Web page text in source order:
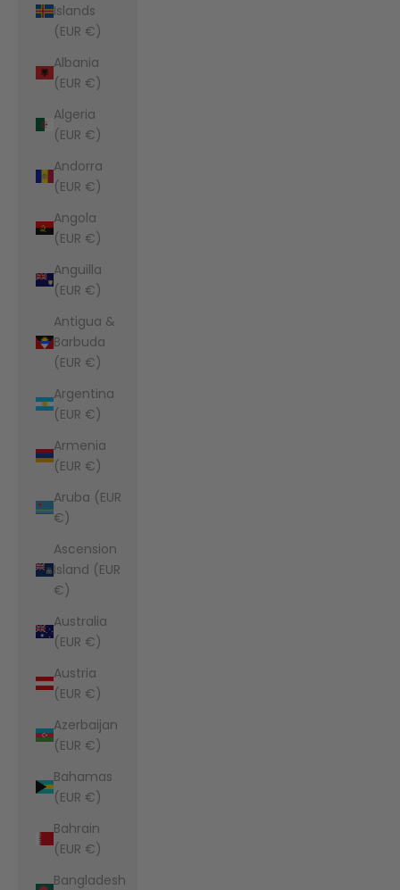
Islands
(EUR €)
Albania
(EUR €)
Algeria
(EUR €)
Andorra
(EUR €)
Angola
(EUR €)
Anguilla
(EUR €)
Antigua &
Barbuda
(EUR €)
Argentina
(EUR €)
Armenia
(EUR €)
Aruba (EUR
€)
Ascension
Island (EUR
€)
Australia
(EUR €)
Austria
(EUR €)
Azerbaijan
(EUR €)
Bahamas
(EUR €)
Bahrain
(EUR €)
Bangladesh